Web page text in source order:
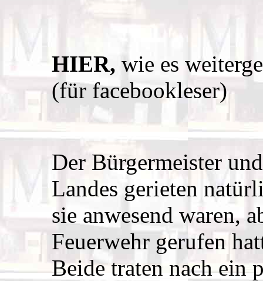
HIER, wie es
(für facebookleser)
Der Bürgermeister
Landes gerieten
sie anwesend waren,
Feuerwehr gerufen
Beide traten nach ein